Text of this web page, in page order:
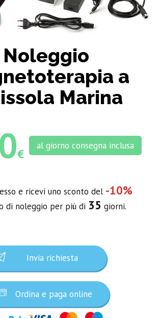
Noleggio
a
Marina
€
al giorno consegna inclusa
e ricevi uno sconto del -10%
di noleggio per più di 35 giorni.
Invia richiesta
Ordina e paga online